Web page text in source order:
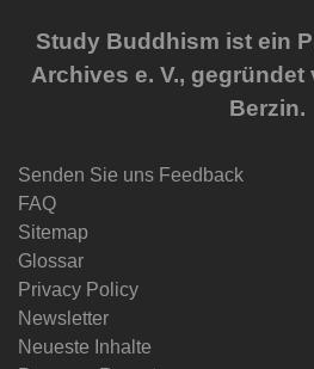
Study Buddhism ist ein
Archives e. V., gegründet
Berzin.
Senden Sie uns Feedback
FAQ
Sitemap
Glossar
Privacy Policy
Newsletter
Neueste Inhalte